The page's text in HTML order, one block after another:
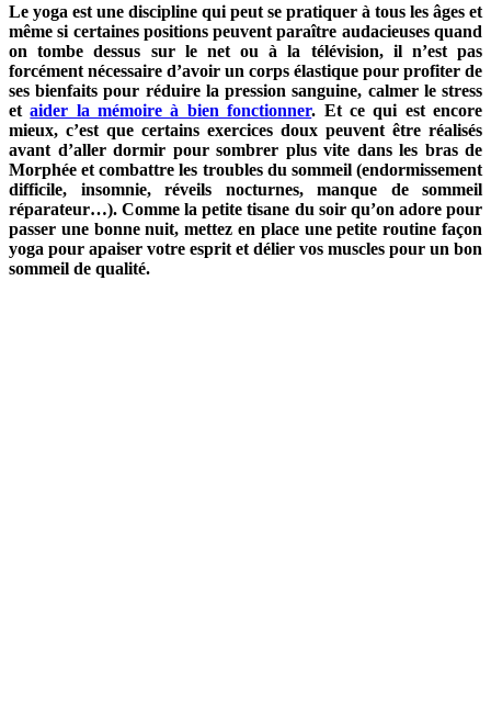
Le yoga est une discipline qui peut se pratiquer à tous les âges et
même si certaines positions peuvent paraître audacieuses quand
on tombe dessus sur le net ou à la télévision, il n’est pas
forcément nécessaire d’avoir un corps élastique pour profiter de
ses bienfaits pour réduire la pression sanguine, calmer le stress
etaider la mémoire à bien fonctionner. Et ce qui est encore
mieux, c’est que certains exercices doux peuvent être réalisés
avant d’aller dormir pour sombrer plus vite dans les bras de
Morphée et combattre les troubles du sommeil (endormissement
difficile, insomnie, réveils nocturnes, manque de sommeil
réparateur…). Comme la petite tisane du soir qu’on adore pour
passer une bonne nuit, mettez en place une petite routine façon
yoga pour apaiser votre esprit et délier vos muscles pour un bon
sommeil de qualité.